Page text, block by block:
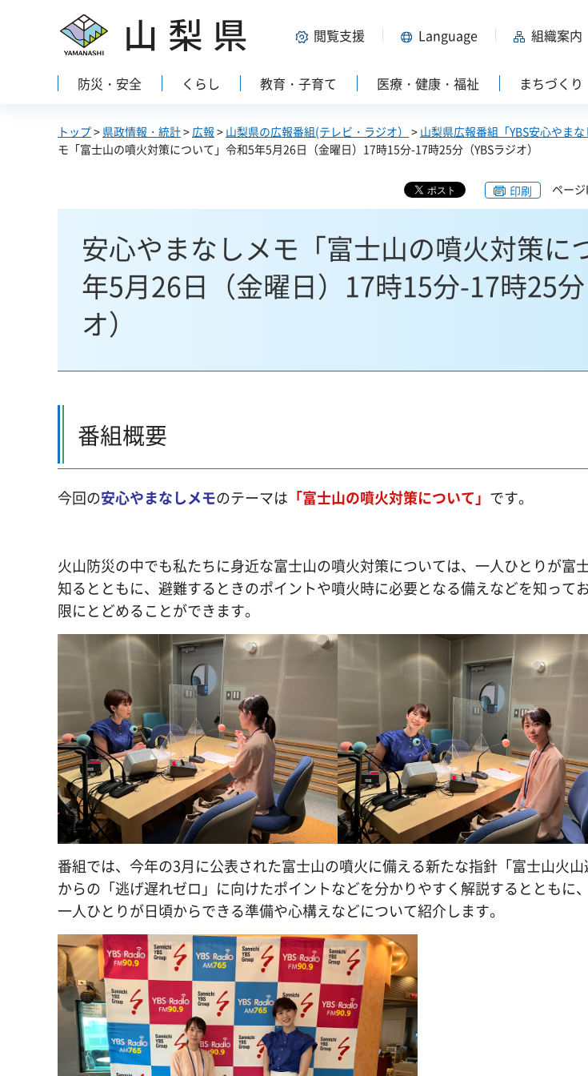
山梨県 閲覧支援 Language 組織案内
防災・安全 くらし 教育・子育て 医療・健康・福祉 まちづく
トップ> 県政情報・統計> 広報 > 山梨県の広報番組(テレビ・ラジオ） > 山梨県広報番組「YBS安心やま
モ「富士山の噴火対策について」令和5年5月26日（金曜日）17時15分-17時25分（YBSラジオ）
印刷 ペー
安心やまなしメモ「富士山の噴火対策に
年5月26日（金曜日）17時15分-17時25
オ）
番組概要
今回の安心やまなしメモのテーマは 「富士山の噴火対策について」 です。
火山防災の中でも私たちに身近な富士山の噴火対策については、一人ひとりが富
知るとともに、避難するときのポイントや噴火時に必要となる備えなどを知って
限にとどめることができます。
番組では、今年の3月に公表された富士山の噴火に備える新たな指針「富士山火
からの「逃げ遅れゼロ」に向けたポイントなどを分かりやすく解説するとともに
一人ひとりが日頃からできる準備や心構えなどについて紹介します。